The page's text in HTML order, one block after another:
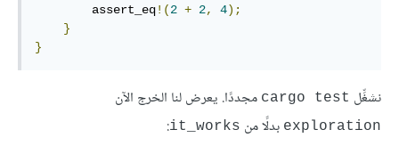
        assert_eq
!(2 + 2, 4);
}
}
نشغِّل cargo test مجددًا. يعرض لنا الخرج الآن
exploration بدلًا من it_works
: